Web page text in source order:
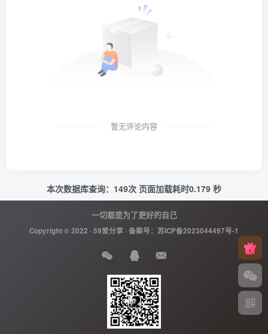
暂无评论内容
本次数据库查询：149次 页面加载耗时0.179 秒
一切都是为了更好的自己
Copyright © 2022 ·59爱分享 · 备案号： 苏ICP备2023044497号-1